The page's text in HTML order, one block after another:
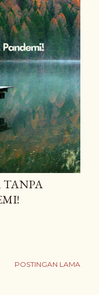
TANPA
POSTINGAN LAMA